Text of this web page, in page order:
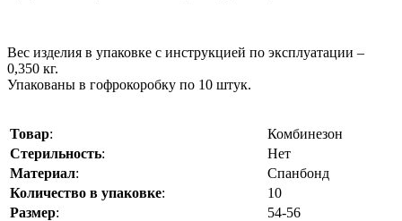
Вес изделия в упаковке с инструкцией по эксплуатации –
0,350 кг.
Упакованы в гофрокоробку по 10 штук.
Товар:
Комбинезон
Стерильность:
Нет
Материал:
Спанбонд
Количество в упаковке:
10
Размер:
54-56